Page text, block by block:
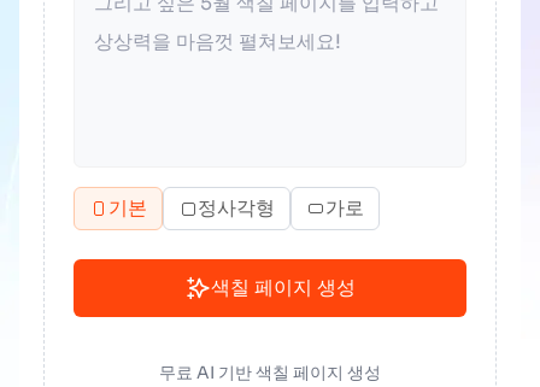
기본 정사각형 가로
색칠 페이지 생성
무료 AI 기반 색칠 페이지 생성